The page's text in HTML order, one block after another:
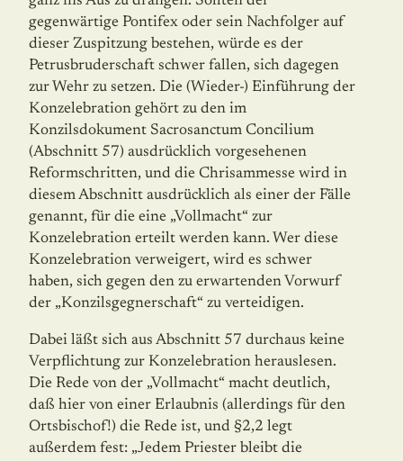
gegenwärtige Pontifex oder sein Nachfolger auf
dieser Zuspitzung bestehen, würde es der
Petrusbruderschaft schwer fallen, sich dagegen
zur Wehr zu setzen. Die (Wieder-) Einführung der
Konzelebration gehört zu den im
Konzilsdokument Sacrosanctum Concilium
(Abschnitt 57) ausdrücklich vorgesehenen
Reformschritten, und die Chrisam­messe wird in
diesem Abschnitt ausdrücklich als einer der Fälle
genannt, für die eine „Vollmacht“ zur
Konzelebration erteilt werden kann. Wer diese
Konzelebration verwei­gert, wird es schwer
haben, sich gegen den zu erwartenden Vorwurf
der „Konzilsgegner­schaft“ zu verteidigen.
Dabei läßt sich aus Abschnitt 57 durchaus keine
Verpflichtung zur Konzelebration herauslesen.
Die Rede von der „Vollmacht“ macht deutlich,
daß hier von einer Erlaubnis (allerdings für den
Ortsbischof!) die Rede ist, und §2,2 legt
außerdem fest: „Jedem Priester bleibt die